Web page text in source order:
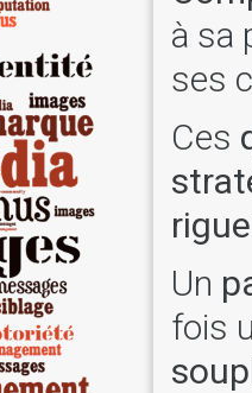
à sa
ses
Ces
Un
fois